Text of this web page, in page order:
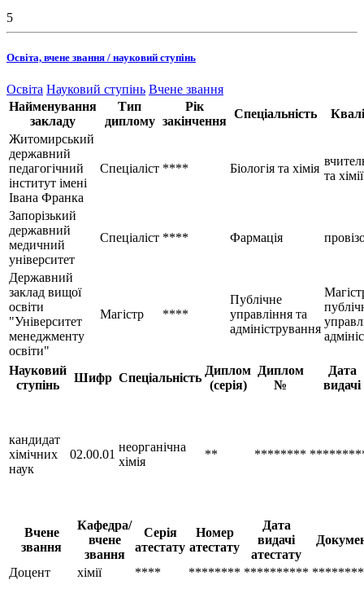
5
Освіта, вчене звання / науковий ступінь
Освіта Науковий ступінь Вчене звання
Найменування
закладу
Тип
диплому
Рік
закінчення
Спеціальність
Житомирський
державний
педагогічний
інститут імені
Івана Франка
Спеціаліст **** Біологія та хімія
та хімії
Запорізький
державний
медичний
університет
Спеціаліст **** Фармація
Державний
заклад вищої
освіти
"Університет
менеджменту
освіти"
Магістр ****
Публічне
управління та
адміністрування
Науковий
ступінь
Шифр Спеціальність
Диплом
(серія)
Диплом
№
Дата
видачі
кандидат
хімічних
наук
02.00.01
неорганічна
хімія
** ********
Вчене
звання
Кафедра/
вчене
звання
Серія
атестату
Номер
атестату
Дата
видачі
атестату
Доцент хімії **** ******** **********